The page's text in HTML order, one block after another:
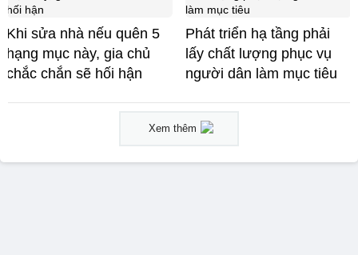
Khi sửa nhà nếu quên 5
hạng mục này, gia chủ
chắc chắn sẽ hối hận
Phát triển hạ tầng phải
lấy chất lượng phục vụ
người dân làm mục tiêu
Xem thêm